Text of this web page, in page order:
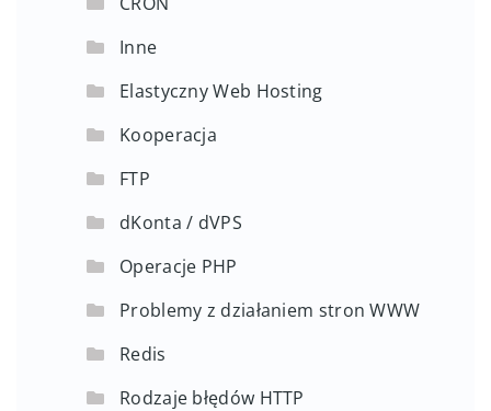
Inne
Elastyczny Web Hosting
Kooperacja
FTP
dKonta / dVPS
Operacje PHP
Problemy z działaniem stron WWW
Redis
Rodzaje błędów HTTP